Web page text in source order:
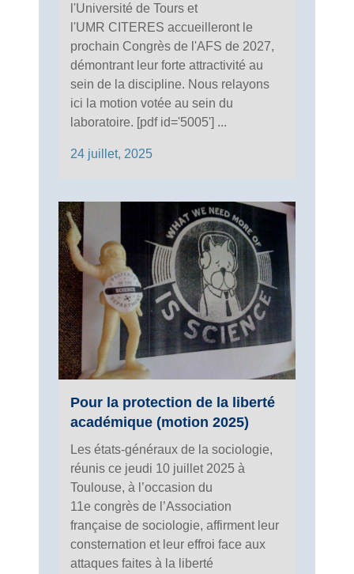
l'Université de Tours et
l'UMR CITERES accueilleront le
prochain Congrès de l'AFS de 2027,
démontrant leur forte attractivité au
sein de la discipline. Nous relayons
ici la motion votée au sein du
laboratoire. [pdf id='5005'] ...
24 juillet, 2025
Pour la protection de la liberté
académique (motion 2025)
Les états-généraux de la sociologie,
réunis ce jeudi 10 juillet 2025 à
Toulouse, à l’occasion du
11e congrès de l’Association
française de sociologie, affirment leur
consternation et leur effroi face aux
attaques faites à la liberté